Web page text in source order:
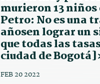
murieron 13
Petro: No es una
añosen lograr un
que todas las
ciudad de
FEB 20 2022